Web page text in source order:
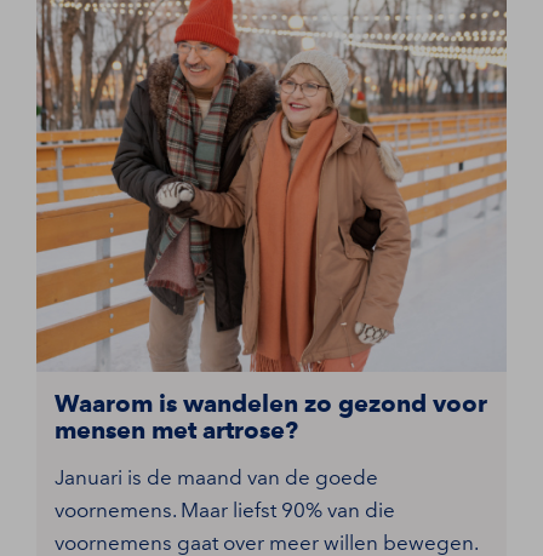
Waarom is wandelen zo gezond voor
mensen met artrose?
Januari is de maand van de goede
voornemens. Maar liefst 90% van die
voornemens gaat over meer willen bewegen.